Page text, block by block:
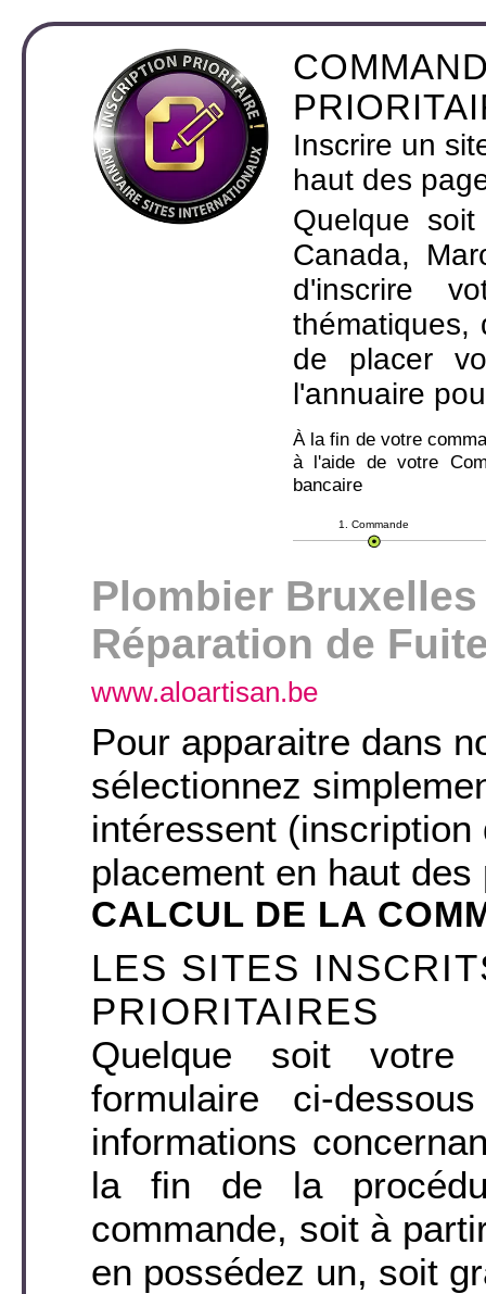
Inscrire un
haut des
Quelque
Canada,
d'inscrire
thématiques,
de placer
l'annuaire
À la fin de votre
à l'aide de votre
bancaire
1. Commande
Plombier
Réparation de
www.aloartisan.be
Pour apparaitre dans
sélectionnez
intéressent
placement en haut
CALCUL DE LA
LES SITES
PRIORITAIRES
Quelque soit votre
formulaire ci-
informations
la fin de la
commande, soit à
en possédez un, soit